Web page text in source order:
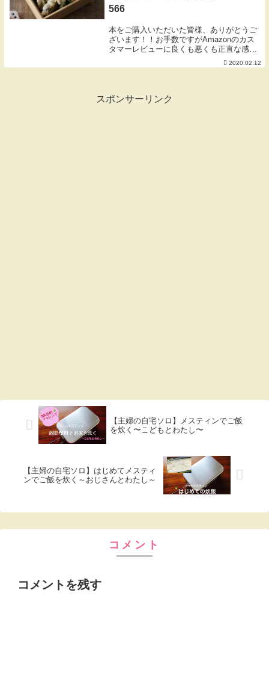
566
本をご購入いただいた皆様、ありがとうご
ざいます！！お手数ですがAmazonのカス
タマーレビューに良くも悪くも正直な感想
をご入力頂けますと幸いです。どうぞよろ
しくお願い致しますm（_ _）m▼今日のお
2020.02.12
スポンサーリンク
【主婦の自宅ソロ】メスティンでご飯
を炊く〜こどもとわたし〜
【主婦の自宅ソロ】はじめてメスティ
ンでご飯を炊く～おじさんとわたし～
コメント
コメントを残す